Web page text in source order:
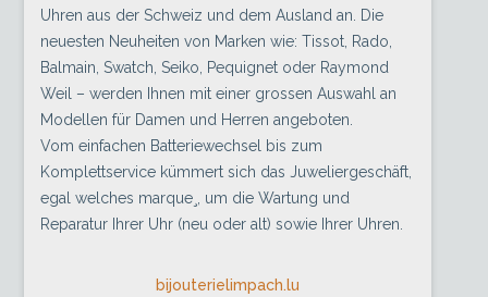
Uhren aus der Schweiz und dem Ausland an. Die
neuesten Neuheiten von Marken wie: Tissot, Rado,
Balmain, Swatch, Seiko, Pequignet oder Raymond
Weil – werden Ihnen mit einer grossen Auswahl an
Modellen für Damen und Herren angeboten.
Vom einfachen Batteriewechsel bis zum
Komplettservice kümmert sich das Juweliergeschäft,
egal welches marque¸, um die Wartung und
Reparatur Ihrer Uhr (neu oder alt) sowie Ihrer Uhren.
bijouterielimpach.lu